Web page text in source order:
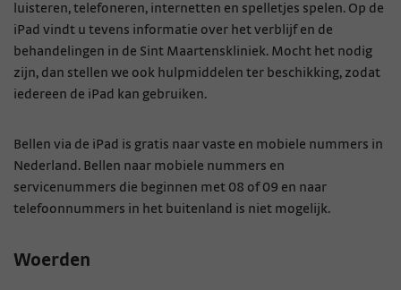
luisteren, telefoneren, internetten en spelletjes spelen. Op de
iPad vindt u tevens informatie over het verblijf en de
behandelingen in de Sint Maartenskliniek. Mocht het nodig
zijn, dan stellen we ook hulpmiddelen ter beschikking, zodat
iedereen de iPad kan gebruiken.
Bellen via de iPad is gratis naar vaste en mobiele nummers in
Nederland. Bellen naar mobiele nummers en
servicenummers die beginnen met 08 of 09 en naar
telefoonnummers in het buitenland is niet mogelijk.
Woerden